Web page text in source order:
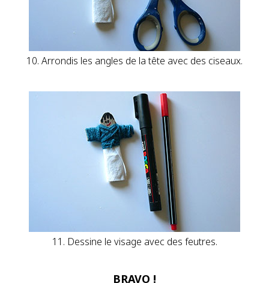
10. Arrondis les angles de la tête avec des ciseaux.
11. Dessine le visage avec des feutres.
BRAVO !